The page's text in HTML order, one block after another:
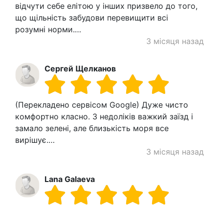
відчути себе елітою у інших призвело до того,
що щільність забудови перевищити всі
розумні норми.…
3 місяця назад
Сергей Щелканов
(Перекладено сервісом Google) Дуже чисто
комфортно класно. З недоліків важкий заїзд і
замало зелені, але близькість моря все
вирішує.…
3 місяця назад
Lana Galaeva